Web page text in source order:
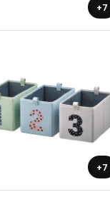
+7
+7